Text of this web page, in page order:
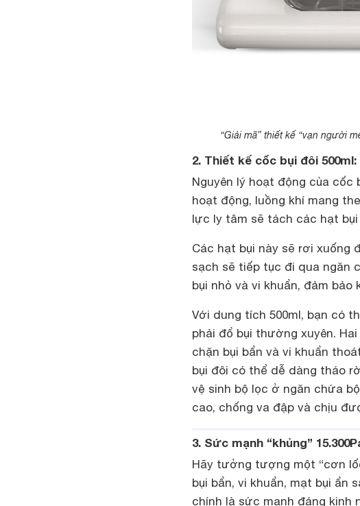
“Giải mã” thiết kế “vạn người
2. Thiết kế cốc bụi đôi
Nguyên lý hoạt động của cốc
hoạt động, luồng khí mang
lực ly tâm sẽ tách các hạt
Các hạt bụi này sẽ rơi xuống
sạch sẽ tiếp tục đi qua ngăn
bụi nhỏ và vi khuẩn, đảm
Với dung tích 500ml, bạn có
phải đổ bụi thường xuyên.
chặn bụi bẩn và vi khuẩn
bụi đôi có thể dễ dàng tháo
vệ sinh bộ lọc ở ngăn chứa
cao, chống va đập và chịu
3. Sức mạnh “khủng”
Hãy tưởng tượng một “cơn
bụi bẩn, vi khuẩn, mạt bụi ẩn
chính là sức mạnh đáng kinh